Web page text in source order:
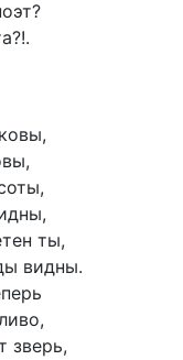
ты,
видны.
зверь,